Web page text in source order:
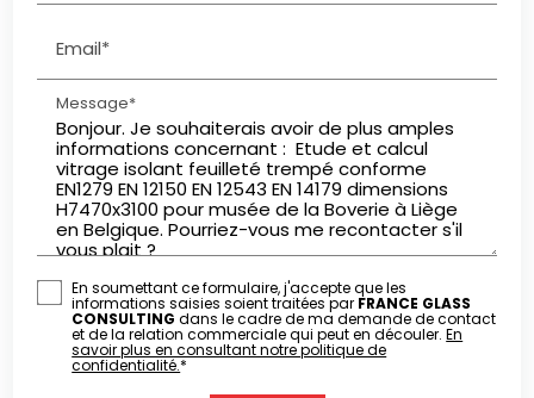
Email*
Message*
En soumettant ce formulaire, j'accepte que les
informations saisies soient traitées par FRANCE GLASS
CONSULTING dans le cadre de ma demande de contact
et de la relation commerciale qui peut en découler.En
savoir plus en consultant notre politique de
confidentialité.*